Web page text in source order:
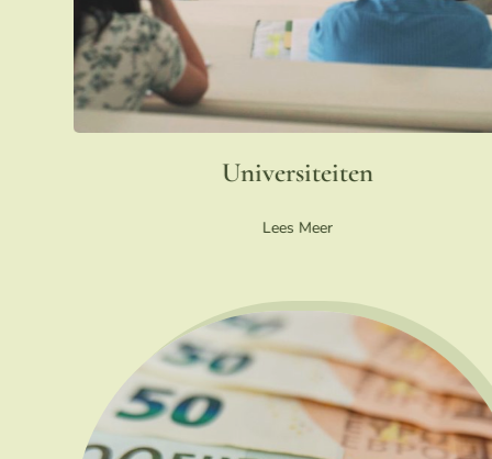
Universiteiten
Lees Meer